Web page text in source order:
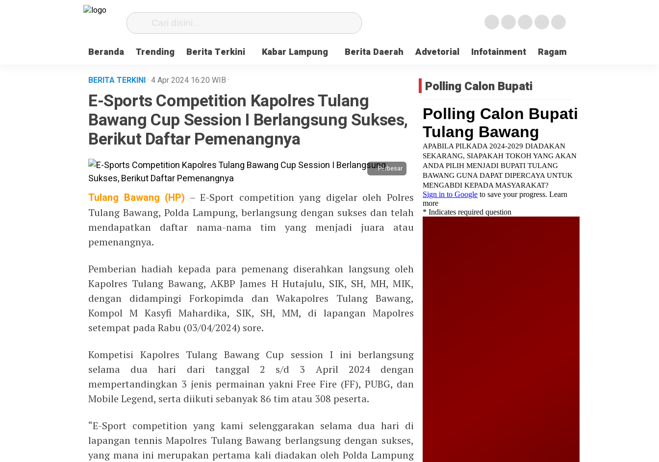
Beranda Trending Berita Terkini Kabar Lampung Berita Daerah Advetorial Infotainment Ragam
BERITA TERKINI· 4 Apr 2024 16:20 WIB ·
E-Sports Competition Kapolres Tulang
Bawang Cup Session I Berlangsung Sukses,
Berikut Daftar Pemenangnya
Perbesar
Tulang Bawang (HP) – E-Sport competition yang digelar oleh Polres
Tulang Bawang, Polda Lampung, berlangsung dengan sukses dan telah
mendapatkan daftar nama-nama tim yang menjadi juara atau
pemenangnya.
Pemberian hadiah kepada para pemenang diserahkan langsung oleh
Kapolres Tulang Bawang, AKBP James H Hutajulu, SIK, SH, MH, MIK,
dengan didampingi Forkopimda dan Wakapolres Tulang Bawang,
Kompol M Kasyfi Mahardika, SIK, SH, MM, di lapangan Mapolres
setempat pada Rabu (03/04/2024) sore.
Kompetisi Kapolres Tulang Bawang Cup session I ini berlangsung
selama dua hari dari tanggal 2 s/d 3 April 2024 dengan
mempertandingkan 3 jenis permainan yakni Free Fire (FF), PUBG, dan
Mobile Legend, serta diikuti sebanyak 86 tim atau 308 peserta.
“E-Sport competition yang kami selenggarakan selama dua hari di
lapangan tennis Mapolres Tulang Bawang berlangsung dengan sukses,
yang mana ini merupakan pertama kali diadakan oleh Polda Lampung
Polling Calon Bupati